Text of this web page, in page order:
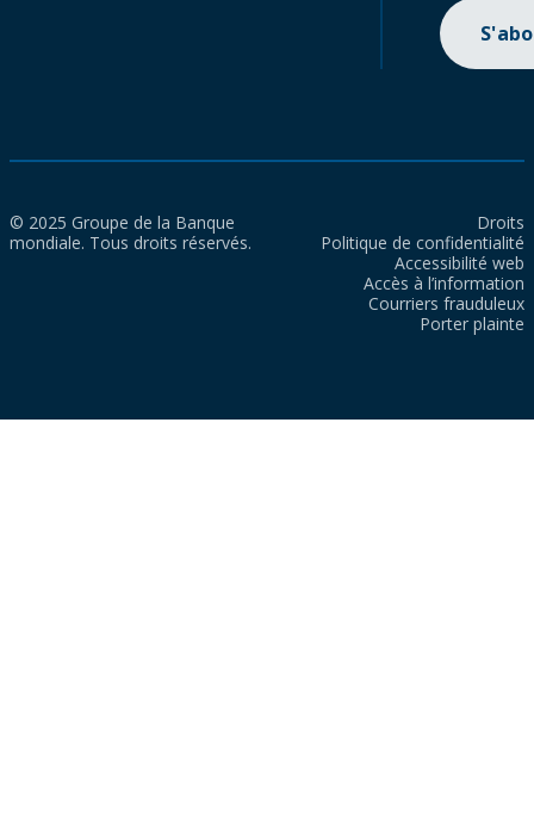
© 2025 Groupe de la Banque
mondiale. Tous droits réservés.
Droits
Politique de confidentialité
Accessibilité web
Accès à l’information
Courriers frauduleux
Porter plainte